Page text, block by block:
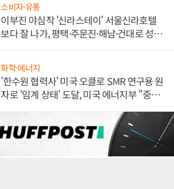
소비자·유통
이부진 야심작 '신라스테이' 서울신라호텔
보다 잘 나가, 평택·주문진·해남·건대로 성
화학·에너지
'한수원 협력사' 미국 오클로 SMR 연구용 원
자로 '임계 상태' 도달, 미국 에너지부 "중요